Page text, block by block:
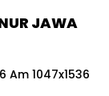
JAWA